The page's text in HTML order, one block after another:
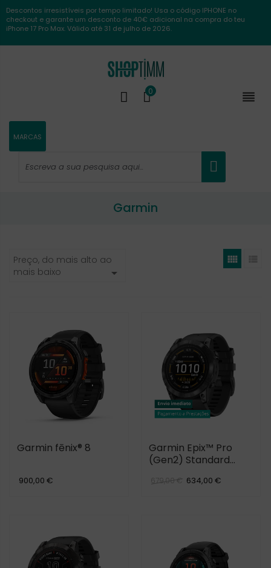
Descontos irresistíveis por tempo limitado! Usa o código IPHONE no
checkout e garante um desconto de 40€ adicional na compra do teu
iPhone 17 Pro Max. Válido até 31 de julho de 2026.

0
MARCAS
Garmin

Preço, do mais alto ao
mais baixo

Garmin fēnix® 8
900,00 €
Garmin Epix™ Pro
(Gen2) Standard
679,00 € 634,00 €